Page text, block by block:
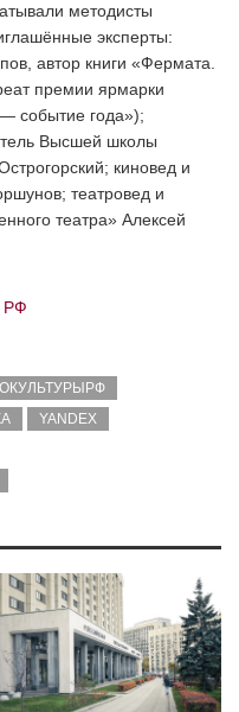
методисты
эксперты:
автор книги «Фермата.
премии ярмарки
событие года»);
Высшей школы
киновед и
театровед и
театра» Алексей
РФ
YANDEX